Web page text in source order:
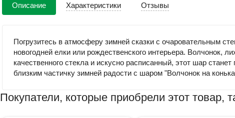
Описание Характеристики Отзывы
Погрузитесь в атмосферу зимней сказки с очаровательным
новогодней елки или рождественского интерьера. Волчонок,
качественного стекла и искусно расписанный, этот шар
близким частичку зимней радости с шаром "Волчонок на
Покупатели, которые приобрели этот товар,